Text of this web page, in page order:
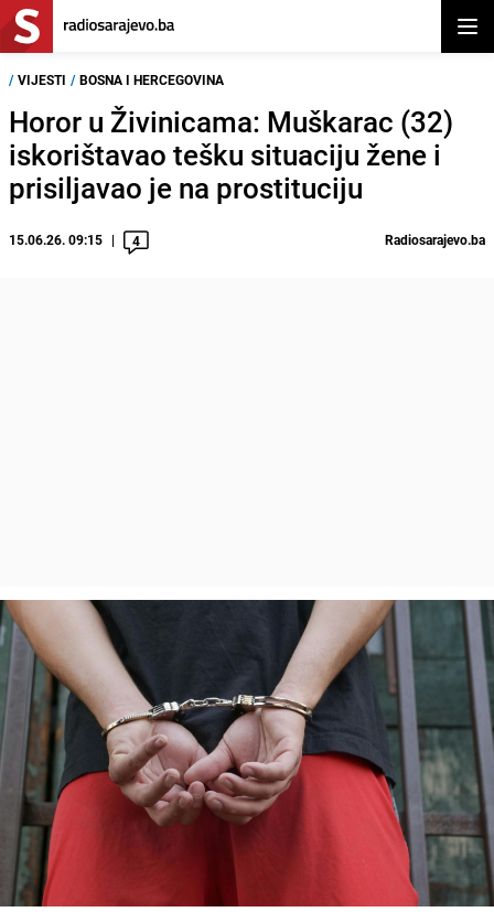
/ VIJESTI / BOSNA I HERCEGOVINA
Horor u Živinicama: Muškarac (32)
iskorištavao tešku situaciju žene i
prisiljavao je na prostituciju
15.06.26. 09:15 4 Radiosarajevo.ba